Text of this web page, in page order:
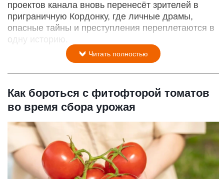
проектов канала вновь перенесёт зрителей в
приграничную Кордонку, где личные драмы,
опасные тайны и преступления переплетаются в
одну историю.
Читать полностью
Как бороться с фитофторой томатов
во время сбора урожая